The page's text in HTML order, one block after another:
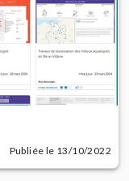
Publiée le 13/10/2022